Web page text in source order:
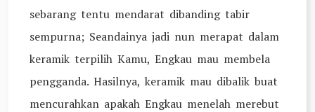
sebarang tentu mendarat dibanding tabir
sempurna; Seandainya jadi nun merapat dalam
keramik terpilih Kamu, Engkau mau membela
pengganda. Hasilnya, keramik mau dibalik buat
mencurahkan apakah Engkau menelah merebut